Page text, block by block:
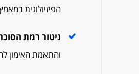
הפיזיולוגית
ניטור רמת
והתאמת האימון